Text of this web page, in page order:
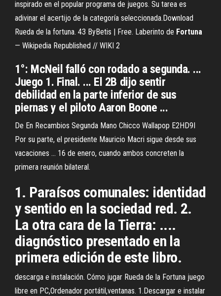
inspirado en el popular programa de juegos. Su tarea es
adivinar el acertijo de la categoría seleccionada.Download
Rueda de la fortuna. 43 By‪Betis‬ | Free. Laberinto de Fortuna
— Wikipedia Republished // WIKI 2
1°: McNeil falló con rodado a segunda. ...
Juego 1. Final. ... El 2B dijo sentir
debilidad en la parte inferior de sus
piernas y el piloto Aaron Boone ...
De En Recambios Segunda Mano Chicco Wallapop E2HD9I
Por su parte, el presidente Mauricio Macri sigue desde sus
vacaciones ... 16 de enero, cuando ambos concreten la
primera reunión bilateral.
1. Paraísos comunales: identidad
y sentido en la sociedad red. 2.
La otra cara de la Tierra: ....
diagnóstico presentado en la
primera edición de este libro.
descarga e instalación. Cómo jugar Rueda de la Fortuna juego
libre en PC,Ordenador portátil,ventanas. 1.Descargar e instalar